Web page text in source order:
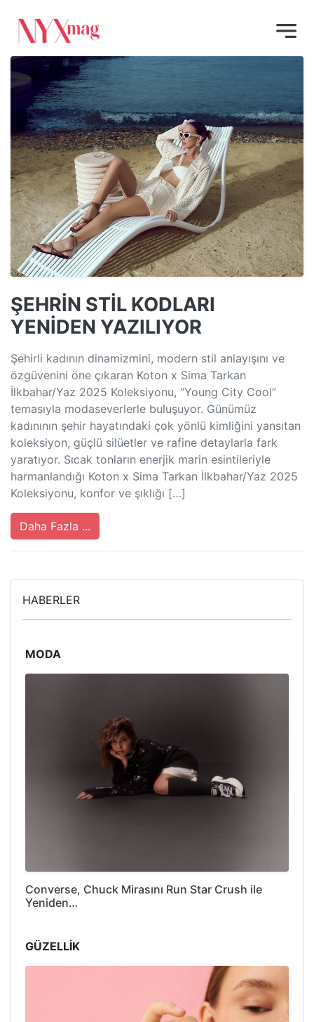
ŞEHRİN STİL KODLARI
YENİDEN YAZILIYOR
Şehirli kadının dinamizmini, modern stil anlayışını ve
özgüvenini öne çıkaran Koton x Sima Tarkan
İlkbahar/Yaz 2025 Koleksiyonu, “Young City Cool”
temasıyla modaseverlerle buluşuyor. Günümüz
kadınının şehir hayatındaki çok yönlü kimliğini yansıtan
koleksiyon, güçlü silüetler ve rafine detaylarla fark
yaratıyor. Sıcak tonların enerjik marin esintileriyle
harmanlandığı Koton x Sima Tarkan İlkbahar/Yaz 2025
Koleksiyonu, konfor ve şıklığı […]
Daha Fazla ...
HABERLER
MODA
Converse, Chuck Mirasını Run Star Crush ile
Yeniden…
GÜZELLİK